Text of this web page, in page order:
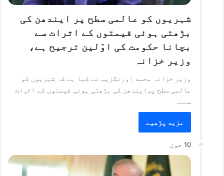
شہریوں کو عالمی سطح پر ایندھن کی
بڑھتی ہوئی قیمتوں کے اثرات سے
بچانا حکومت کی اوّلین ترجیح ہے،
وزیر خزانہ
وزیر خزانہ محمد اورنگزیب نے کہا ہے کہ شہریوں کو
عالمی سطح پرایندھن کی بڑھتی ہوئی قیمتوں کے اثرات
سے…
مزید پڑھیے
10 جون